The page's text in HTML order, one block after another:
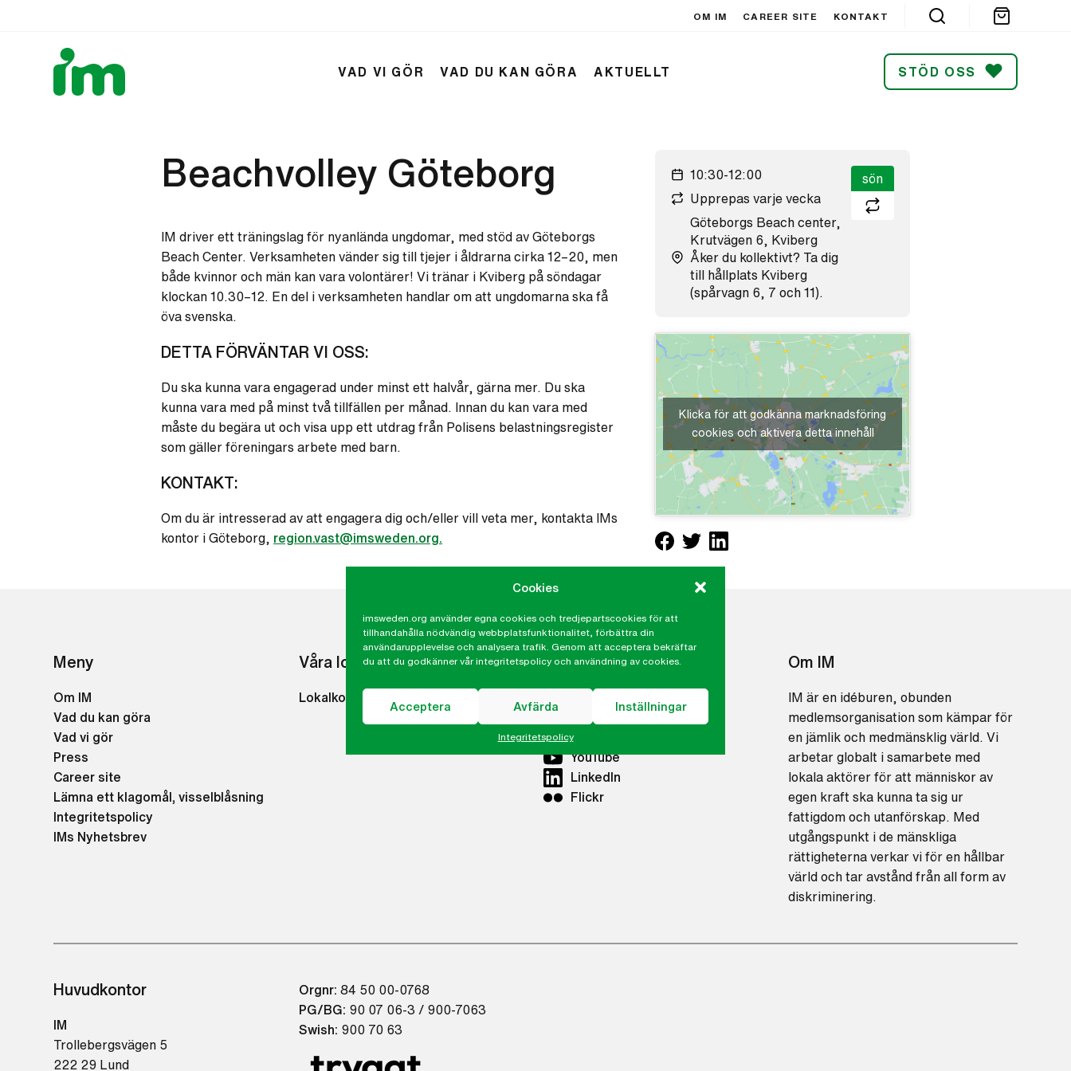
Cookies
imsweden.org använder egna cookies och tredjepartscookies för att
tillhandahålla nödvändig webbplatsfunktionalitet, förbättra din
användarupplevelse och analysera trafik. Genom att acceptera bekräftar
du att du godkänner vår integritetspolicy och användning av cookies.
Acceptera Avfärda Inställningar
Integritetspolicy
OM IM CAREER SITE KONTAKT
VAD VI GÖR VAD DU KAN GÖRA AKTUELLT STÖD OSS
Beachvolley Göteborg
IM driver ett träningslag för nyanlända ungdomar, med stöd av Göteborgs
Beach Center. Verksamheten vänder sig till tjejer i åldrarna cirka 12–20, men
både kvinnor och män kan vara volontärer! Vi tränar i Kviberg på söndagar
klockan 10.30–12. En del i verksamheten handlar om att ungdomarna ska få
öva svenska.
DETTA FÖRVÄNTAR VI OSS:
Du ska kunna vara engagerad under minst ett halvår, gärna mer. Du ska
kunna vara med på minst två tillfällen per månad. Innan du kan vara med
måste du begära ut och visa upp ett utdrag från Polisens belastningsregister
som gäller föreningars arbete med barn.
KONTAKT:
Om du är intresserad av att engagera dig och/eller vill veta mer, kontakta IMs
kontor i Göteborg, region.vast@imsweden.org.
sön
10:30-12:00
Upprepas varje vecka
Göteborgs Beach center,
Krutvägen 6, Kviberg
Åker du kollektivt? Ta dig
till hållplats Kviberg
(spårvagn 6, 7 och 11).
Klicka för att godkänna marknadsföring
cookies och aktivera detta innehåll
Meny
Om IM
Vad du kan göra
Vad vi gör
Press
Career site
Lämna ett klagomål, visselblåsning
Integritetspolicy
IMs Nyhetsbrev
Våra lokalkontor
Lokalkontor Göteborg
IM på sociala medier
Instagram
YouTube
LinkedIn
Flickr
Om IM
IM är en idéburen, obunden
medlemsorganisation som kämpar för
en jämlik och medmänsklig värld. Vi
arbetar globalt i samarbete med
lokala aktörer för att människor av
egen kraft ska kunna ta sig ur
fattigdom och utanförskap. Med
utgångspunkt i de mänskliga
rättigheterna verkar vi för en hållbar
värld och tar avstånd från all form av
diskriminering.
Huvudkontor
IM
Trollebergsvägen 5
222 29 Lund
Orgnr: 84 50 00-0768
PG/BG: 90 07 06-3 / 900-7063
Swish: 900 70 63